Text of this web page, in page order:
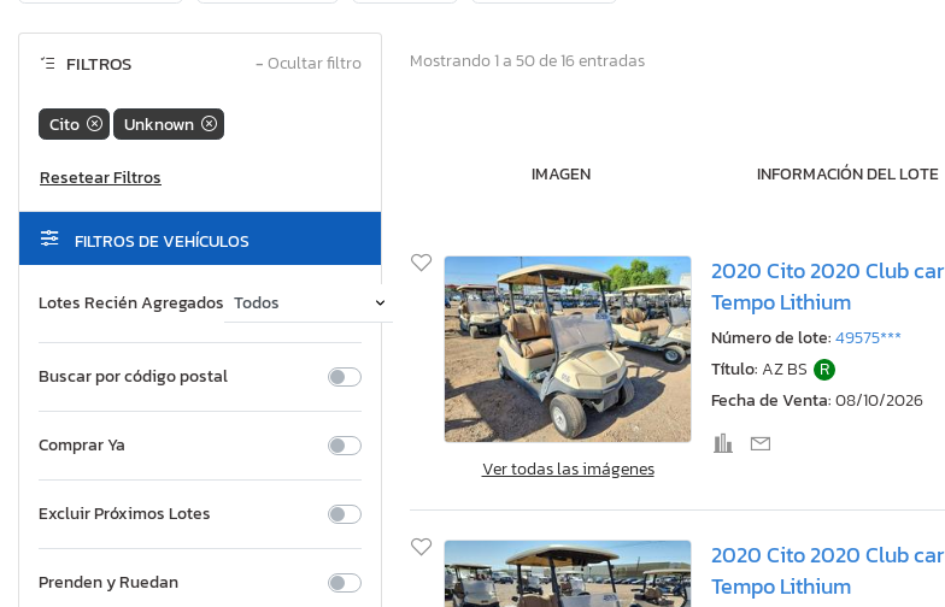
FILTROS −Ocultar filtro
Cito Unknown
FILTROS DE VEHÍCULOS
Lotes Recién Agregados
Buscar por código postal
Comprar Ya
Excluir Próximos Lotes
Prenden y Ruedan
Mostrando 1 a 50 de 16 entradas
IMAGEN INFORMACIÓN DEL LOTE
Ver todas las imágenes
2020 Cito 2020 Club car
Tempo Lithium
Número de lote:49575***
Título: AZ BS R
Fecha de Venta:08/10/2026
2020 Cito 2020 Club car
Tempo Lithium